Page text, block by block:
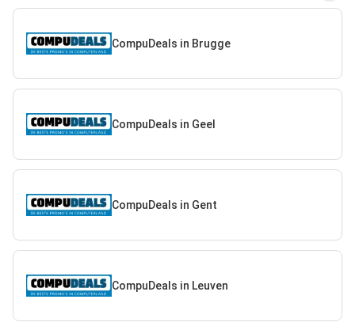
CompuDeals in Brugge
CompuDeals in Geel
CompuDeals in Gent
CompuDeals in Leuven